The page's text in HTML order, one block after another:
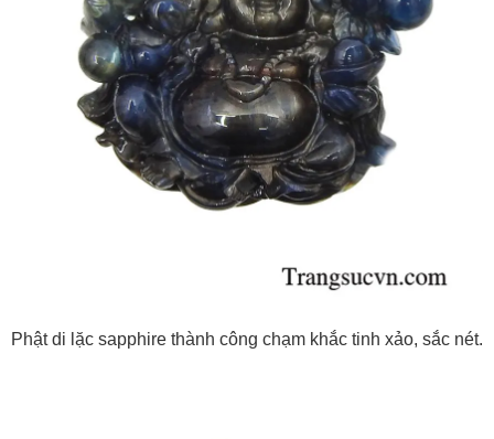
Phật di lặc sapphire thành công chạm khắc tinh xảo, sắc nét.